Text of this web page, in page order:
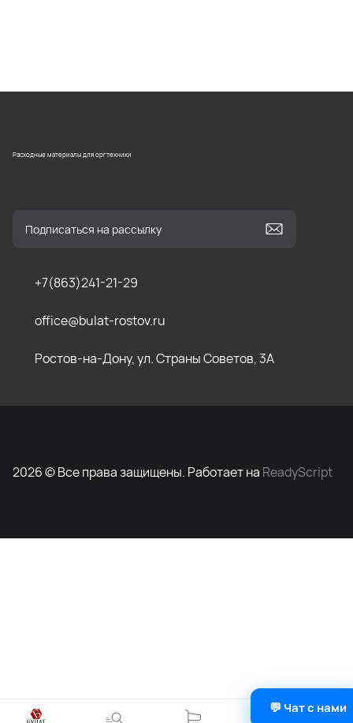
Расходные материалы для оргтехники
+7(863)241-21-29
office@bulat-rostov.ru
Ростов-на-Дону, ул. Страны Советов, 3А
2026 © Все права защищены. Работает на ReadyScript
💬 Чат с нами